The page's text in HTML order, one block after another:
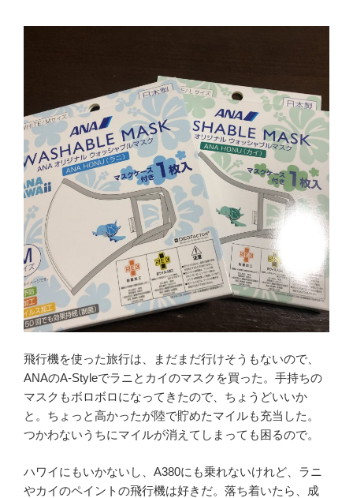
飛行機を使った旅行は、まだまだ行けそうもないので、
ANAのA-Styleでラニとカイのマスクを買った。手持ちの
マスクもボロボロになってきたので、ちょうどいいか
と。ちょっと高かったが陸で貯めたマイルも充当した。
つかわないうちにマイルが消えてしまっても困るので。
ハワイにもいかないし、A380にも乗れないけれど、ラニ
やカイのペイントの飛行機は好きだ。落ち着いたら、成